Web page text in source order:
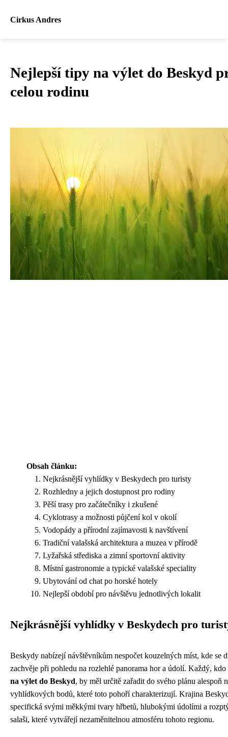
Cirkus Andres
Nejlepší tipy na výlet do Beskyd
celou rodinu
Obsah článku:
Nejkrásnější vyhlídky v Beskydech pro turisty
Rozhledny a jejich dostupnost pro rodiny
Pěší trasy pro začátečníky i zkušené
Cyklotrasy a možnosti půjčení kol v okolí
Vodopády a přírodní zajímavosti k navštívení
Tradiční valašská architektura a muzea v přírodě
Lyžařská střediska a zimní sportovní aktivity
Místní gastronomie a typické valašské speciality
Ubytování od chat po horské hotely
Nejlepší období pro návštěvu jednotlivých lokalit
Nejkrásnější vyhlídky v Beskydech pro
Beskydy nabízejí návštěvníkům nespočet kouzelných míst, kde se
zachvěje při pohledu na rozlehlé panorama hor a údolí. Každý,
na výlet do Beskyd, by měl určitě zařadit do svého plánu alespoň
vyhlídkových bodů, které toto pohoří charakterizují. Krajina
specifická svými měkkými tvary hřbetů, hlubokými údolími a
salaši, které vytvářejí nezaměnitelnou atmosféru tohoto regionu.